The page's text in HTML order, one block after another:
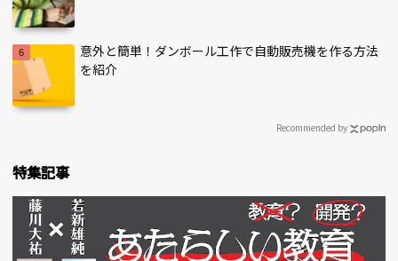
意外と簡単！ダンボール工作で自動販売機を作る方法
を紹介
Recommended by
特集記事